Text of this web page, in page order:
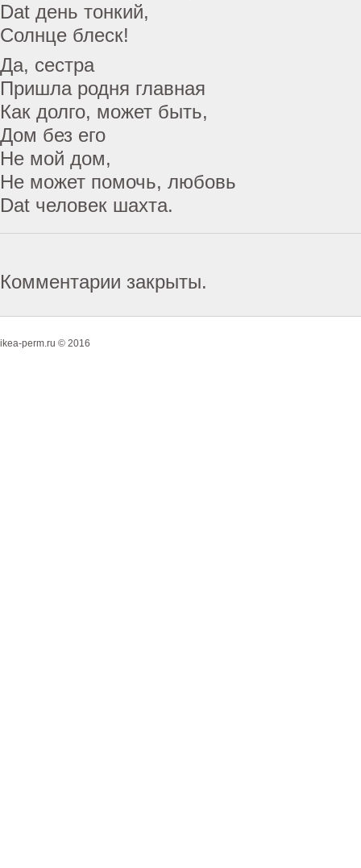
Dat день тонкий,
Солнце блеск!
Да, сестра
Пришла родня главная
Как долго, может быть,
Дом без его
Не мой дом,
Не может помочь, любовь
Dat человек шахта.
Комментарии закрыты.
ikea-perm.ru © 2016